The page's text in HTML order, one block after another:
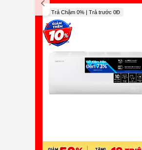
Trả Chậm 0% | Trả trước 0Đ